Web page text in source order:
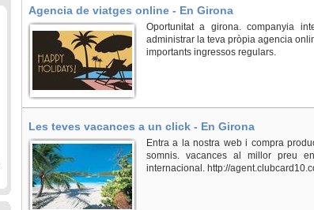
Agencia de viatges online - En Girona
Oportunitat a girona. companyia
administrar la teva pròpia agencia
importants ingressos regulars.
Les teves vacances a un click - En Girona
Entra a la nostra web i compra
somnis. vacances al millor preu
internacional. http://